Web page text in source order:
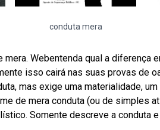
conduta mera
Webentenda qual a
isso cairá nas suas provas de
mas exige uma materialidade,
de mera conduta (ou de simples
Somente descreve a conduta